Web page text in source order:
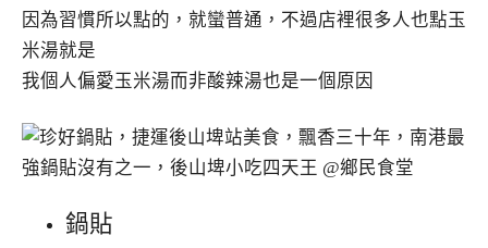
因為習慣所以點的，就蠻普通，不過店裡很多人也點玉
米湯就是
我個人偏愛玉米湯而非酸辣湯也是一個原因
鍋貼